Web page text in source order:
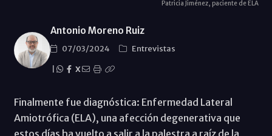
Patricia Jiménez, paciente de ELA
Antonio Moreno Ruiz
07/03/2024
Entrevistas
X
Finalmente fue diagnóstica: Enfermedad Lateral
Amiotrófica (ELA), una afección degenerativa que